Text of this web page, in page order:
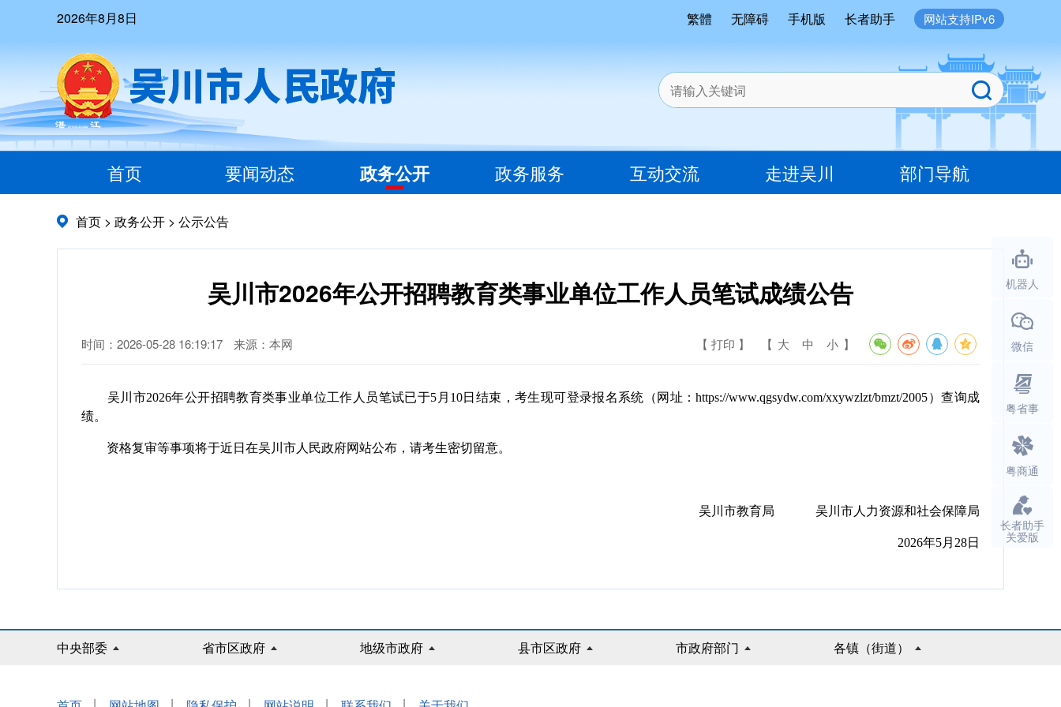
2026年8月8日 繁體 无障碍 手机版 长者助手 网站支持IPv6
首页 要闻动态 政务公开 政务服务 互动交流 走进吴川 部门导航
首页 > 政务公开 > 公示公告
吴川市2026年公开招聘教育类事业单位工作人员笔试成绩公告
时间：2026-05-28 16:19:17 来源：本网 【 打印 】 【 大 中 小 】
吴川市2026年公开招聘教育类事业单位工作人员笔试已于5月10日结束，考生现可登录报名系统（网址：https://www.qgsydw.com/xxywzlzt/bmzt/2005）查询成
绩。
资格复审等事项将于近日在吴川市人民政府网站公布，请考生密切留意。
吴川市教育局 吴川市人力资源和社会保障局
2026年5月28日
机器人
微信
粤省事
粤商通
长者助手
关爱版
中央部委 省市区政府 地级市政府 县市区政府 市政府部门 各镇（街道）